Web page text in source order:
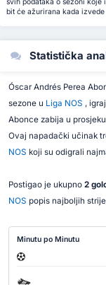
bit će ažurirana kada
Statistička
Óscar Andrés Perea
sezone u Liga NOS ,
Abonce zabija u prosjeku
Ovaj napadački učinak
NOS koji su odigrali
Postigao je ukupno 2
NOS popis najboljih
Minutu po Minutu